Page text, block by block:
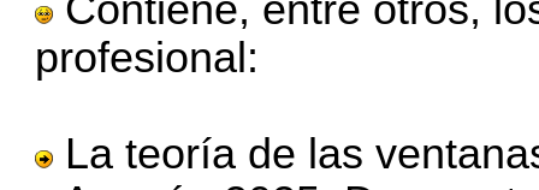
Contiene, entre otros,
profesional:
La teoría de las